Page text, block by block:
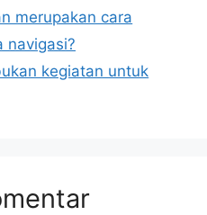
merupakan cara
navigasi?
kegiatan untuk